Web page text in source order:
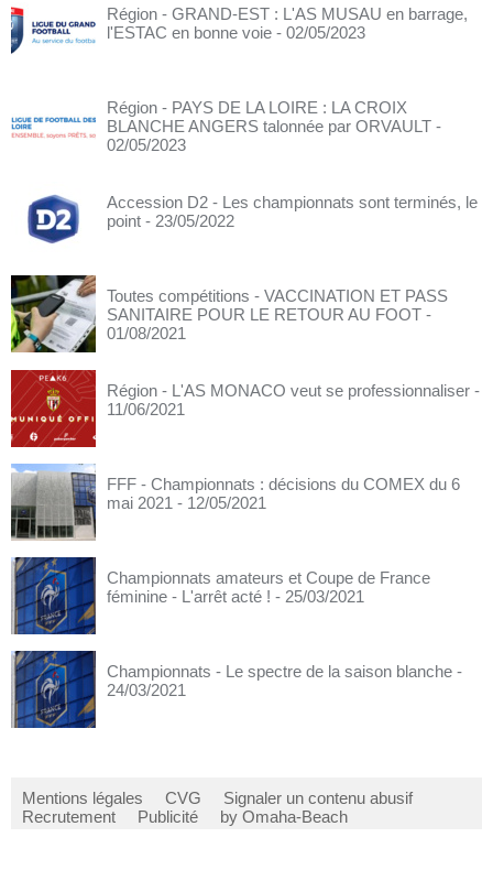
Région - GRAND-EST : L'AS MUSAU en barrage,
l'ESTAC en bonne voie - 02/05/2023
Région - PAYS DE LA LOIRE : LA CROIX
BLANCHE ANGERS talonnée par ORVAULT -
02/05/2023
Accession D2 - Les championnats sont terminés, le
point - 23/05/2022
Toutes compétitions - VACCINATION ET PASS
SANITAIRE POUR LE RETOUR AU FOOT -
01/08/2021
Région - L'AS MONACO veut se professionnaliser -
11/06/2021
FFF - Championnats : décisions du COMEX du 6
mai 2021 - 12/05/2021
Championnats amateurs et Coupe de France
féminine - L'arrêt acté ! - 25/03/2021
Championnats - Le spectre de la saison blanche -
24/03/2021
Mentions légales CVG
Signaler un contenu abusif
Recrutement
Publicité by Omaha-Beach